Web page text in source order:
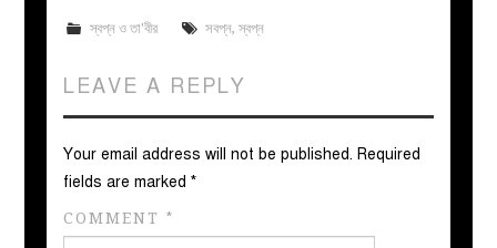
স্বপ্ন ও তা'বীর সবপ্ন, স্বপ্ন
LEAVE A REPLY
Your email address will not be published. Required
fields are marked*
COMMENT*